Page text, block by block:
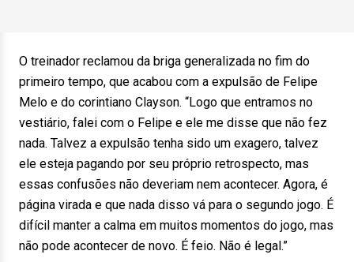
O treinador reclamou da briga generalizada no fim do
primeiro tempo, que acabou com a expulsão de Felipe
Melo e do corintiano Clayson. “Logo que entramos no
vestiário, falei com o Felipe e ele me disse que não fez
nada. Talvez a expulsão tenha sido um exagero, talvez
ele esteja pagando por seu próprio retrospecto, mas
essas confusões não deveriam nem acontecer. Agora, é
página virada e que nada disso vá para o segundo jogo. É
difícil manter a calma em muitos momentos do jogo, mas
não pode acontecer de novo. É feio. Não é legal.”